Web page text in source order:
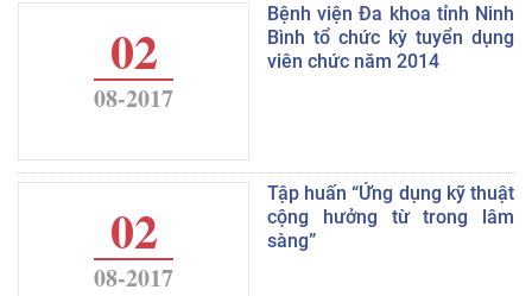
02
08-2017
Bệnh viện Đa khoa tỉnh Ninh
Bình tổ chức kỳ tuyển dụng
viên chức năm 2014
02
08-2017
Tập huấn “Ứng dụng kỹ thuật
cộng hưởng từ trong lâm
sàng”